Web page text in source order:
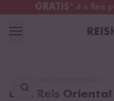
GRATIS* 4 x Reis
Österreich
finden ...
Blitz Reis